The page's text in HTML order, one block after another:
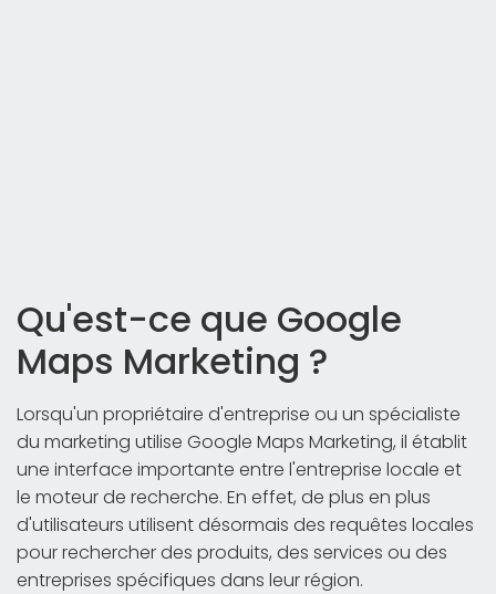
Qu'est-ce que Google
Maps Marketing ?
Lorsqu'un propriétaire d'entreprise ou un spécialiste
du marketing utilise Google Maps Marketing, il établit
une interface importante entre l'entreprise locale et
le moteur de recherche. En effet, de plus en plus
d'utilisateurs utilisent désormais des requêtes locales
pour rechercher des produits, des services ou des
entreprises spécifiques dans leur région.